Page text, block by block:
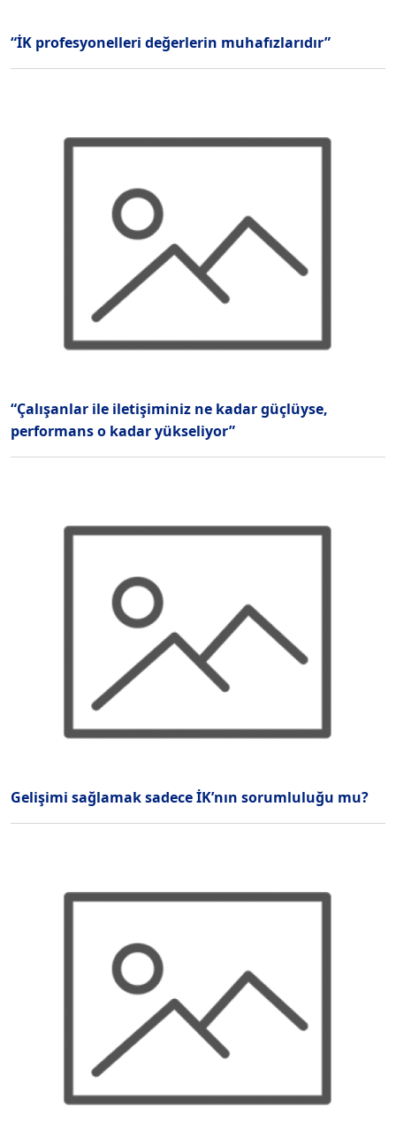
“İK profesyonelleri değerlerin muhafızlarıdır”
“Çalışanlar ile iletişiminiz ne kadar güçlüyse,
performans o kadar yükseliyor”
Gelişimi sağlamak sadece İK’nın sorumluluğu mu?